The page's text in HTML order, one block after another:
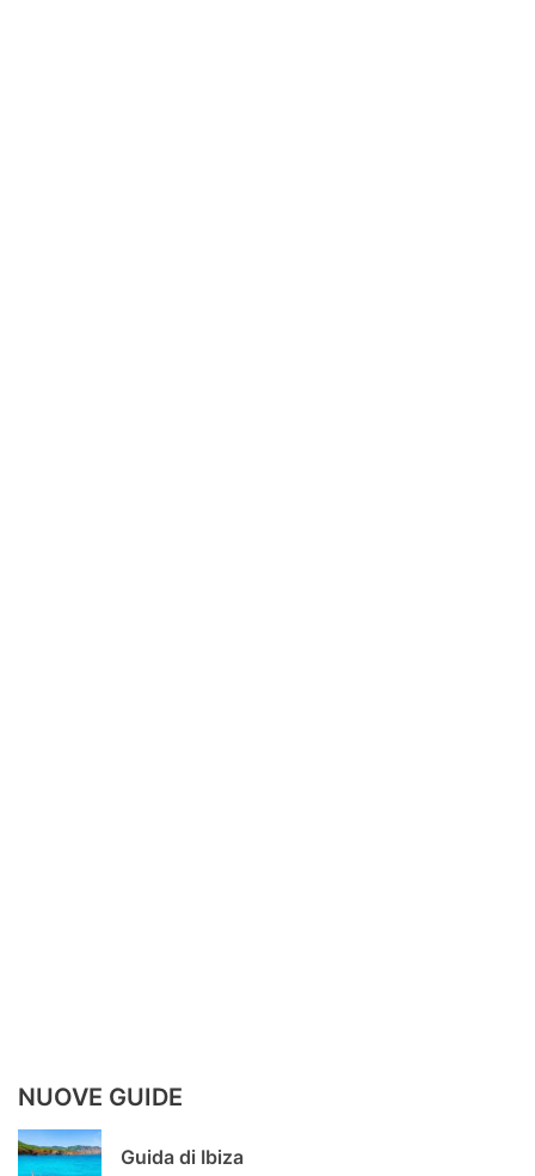
NUOVE GUIDE
Guida di Ibiza